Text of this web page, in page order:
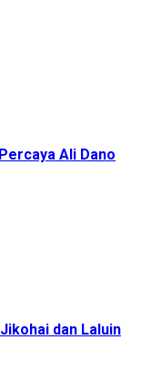
Ali Dano
dan Laluin